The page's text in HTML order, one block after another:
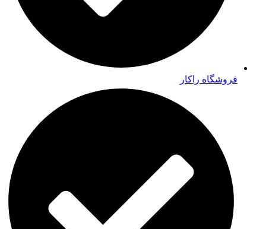
فروشگاه راکار